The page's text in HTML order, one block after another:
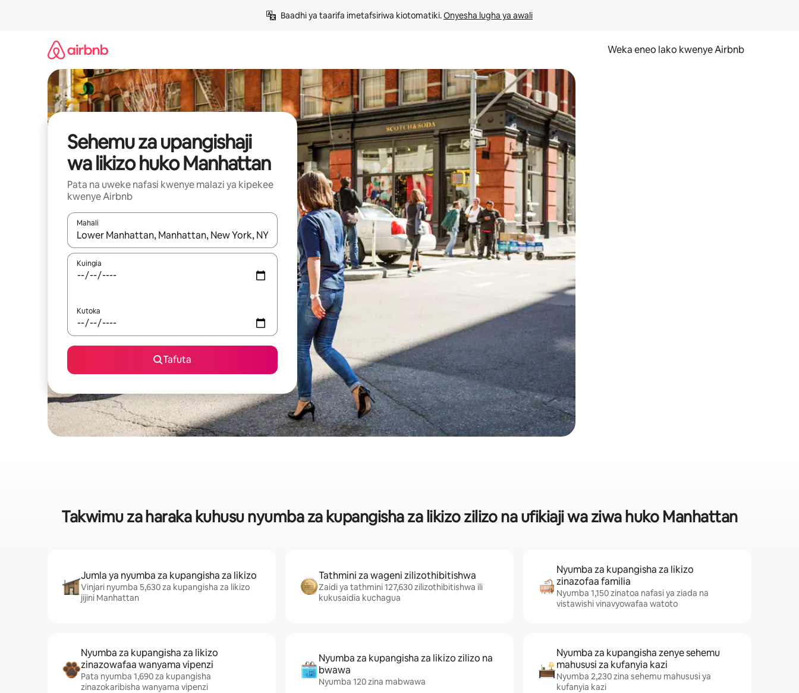
Baadhi ya taarifa imetafsiriwa kiotomatiki. Onyesha lugha ya awali
Weka eneo lako kwenye Airbnb
Sehemu za upangishaji
wa likizo huko Manhattan
Pata na uweke nafasi kwenye malazi ya kipekee
kwenye Airbnb
Mahali
Wakati matokeo yanapatikana, vinjari kwa kutumia vitufe vya vishale vya juu na chini au uchunguze kwa kugusa au kutelezesha kidole kwenye ishara.
Kuingia
Kutoka
Tafuta
Takwimu za haraka kuhusu nyumba za kupangisha za likizo zilizo na ufikiaji wa ziwa huko Manhattan
Jumla ya nyumba za kupangisha za likizo
Vinjari nyumba 5,630 za kupangisha za likizo
jijini Manhattan
Tathmini za wageni zilizothibitishwa
Zaidi ya tathmini 127,630 zilizothibitishwa ili
kukusaidia kuchagua
Nyumba za kupangisha za likizo
zinazofaa familia
Nyumba 1,150 zinatoa nafasi ya ziada na
vistawishi vinavyowafaa watoto
Nyumba za kupangisha za likizo
zinazowafaa wanyama vipenzi
Pata nyumba 1,690 za kupangisha
zinazokaribisha wanyama vipenzi
Nyumba za kupangisha za likizo zilizo na
bwawa
Nyumba 120 zina mabwawa
Nyumba za kupangisha zenye sehemu
mahususi za kufanyia kazi
Nyumba 2,230 zina sehemu mahususi ya
kufanyia kazi